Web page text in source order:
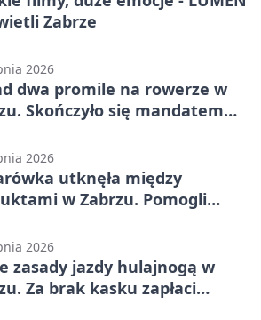
Zabrze
2026
dwa promile na rowerze w
Skończyło się mandatem
2026
utknęła między
w Zabrzu. Pomogli
2026
zasady jazdy hulajnogą w
Za brak kasku zapłaci